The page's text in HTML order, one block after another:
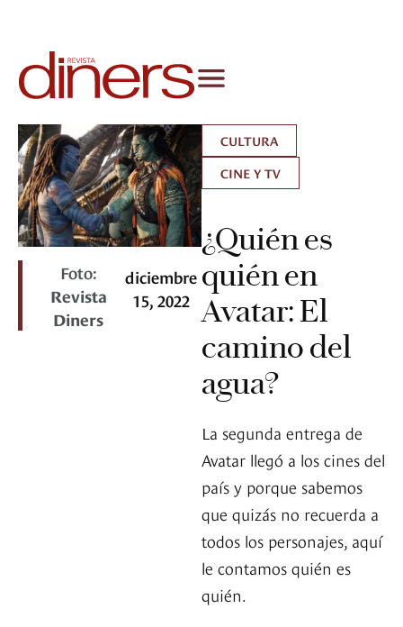
Foto:
Revista
Diners
diciembre
15, 2022
CULTURA
CINE Y TV
¿Quién es
quién en
Avatar: El
camino del
agua?
La segunda entrega de
Avatar llegó a los cines del
país y porque sabemos
que quizás no recuerda a
todos los personajes, aquí
le contamos quién es
quién.